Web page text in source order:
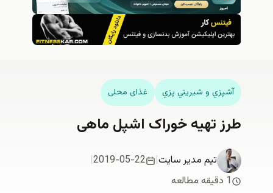
آشپزي و شيريني پزي غذای محلی
طرز تهیه خوراک اشپل ماهی
تیم مدیر سایت|
2019-05-22
|
1 دقیقه مطالعه